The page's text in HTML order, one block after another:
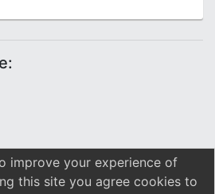
improve your experience of
this site you agree cookies to